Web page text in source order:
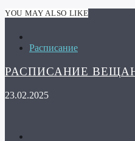
YOU MAY ALSO LIKE
Расписание
РАСПИСАНИЕ
23.02.2025